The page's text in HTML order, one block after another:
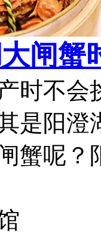
闸蟹
时不会
是阳
蟹呢？